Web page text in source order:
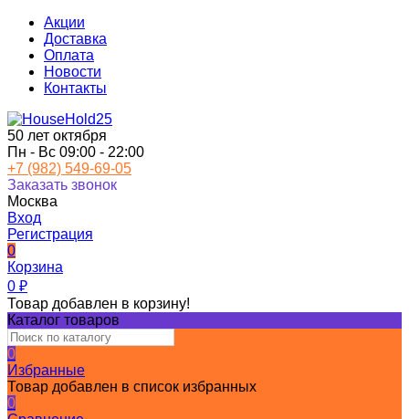
Акции
Доставка
Оплата
Новости
Контакты
50 лет октября
Пн - Вс 09:00 - 22:00
+7 (982) 549-69-05
Заказать звонок
Москва
Вход
Регистрация
0
Корзина
0 ₽
Товар добавлен в корзину!
Каталог товаров
0
Избранные
Товар добавлен в список избранных
0